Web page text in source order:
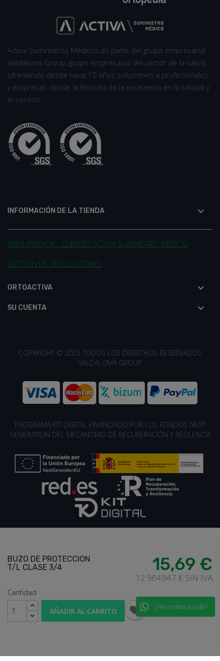
BUZO DE PROTECCION
T/L CLASE 3/4
15,69 €
12.964947 € SIN IVA
Cantidad
AÑADIR AL CARRITO
Activa Suministros Médicos es parte del grupo empresarial
Valdaloma Group, grupo empresarial del sector de la salud,
ofreciendo desde hace 10 años soluciones a profesionales
y empresas desde la filosofía de la excelencia en la calidad y
el servicio.
INFORMACIÓN DE LA TIENDA 
AREA PRIVADA - CLIENTES ACTIVA SUMINISTRO MEDICO
GESTION DE DEVOLUCIONES
ORTOACTIVA 
SU CUENTA 
COPYRIGHT © 2025 TODOS LOS DERECHOS RESERVADOS
VALDALOMA GROUP
PROGRAMA KIT DIGITAL FINANCIADO POR LOS FONDOS NEXT
GENERATION DEL MECANISMO DE RECUPERACIÓN Y RESILENCIA
¿Necesitas ayuda?